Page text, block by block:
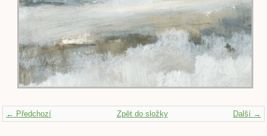
← Předchozí Další →
Zpět do složky